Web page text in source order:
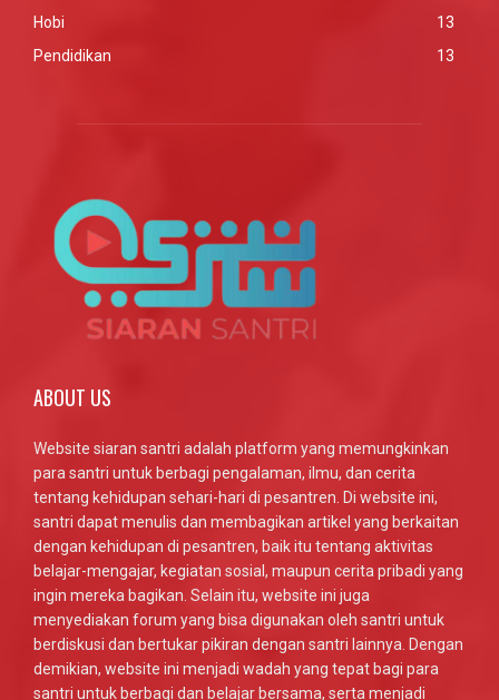
Hobi
13
Pendidikan
13
ABOUT US
Website siaran santri adalah platform yang memungkinkan
para santri untuk berbagi pengalaman, ilmu, dan cerita
tentang kehidupan sehari-hari di pesantren. Di website ini,
santri dapat menulis dan membagikan artikel yang berkaitan
dengan kehidupan di pesantren, baik itu tentang aktivitas
belajar-mengajar, kegiatan sosial, maupun cerita pribadi yang
ingin mereka bagikan. Selain itu, website ini juga
menyediakan forum yang bisa digunakan oleh santri untuk
berdiskusi dan bertukar pikiran dengan santri lainnya. Dengan
demikian, website ini menjadi wadah yang tepat bagi para
santri untuk berbagi dan belajar bersama, serta menjadi